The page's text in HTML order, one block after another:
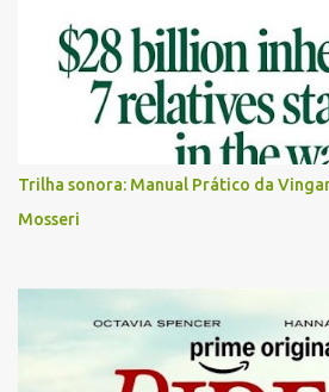
Trilha sonora: Manual Prático da
Mosseri